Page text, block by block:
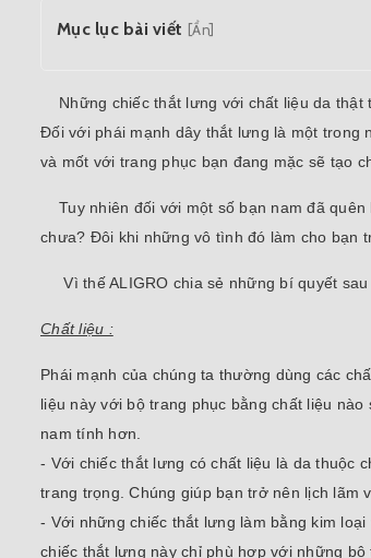
Mục lục bài viết [Ẩn]
Những chiếc thắt lưng với chất liệu da thật
Đối với phái mạnh dây thắt lưng là một trong
và mốt với trang phục bạn đang mặc sẽ tạo
Tuy nhiên đối với một số bạn nam đã quên
chưa? Đôi khi những vô tình đó làm cho bạn
Vì thế ALIGRO chia sẻ những bí quyết sau
Chất liệu :
Phái mạnh của chúng ta thường dùng các
liệu này với bộ trang phục bằng chất liệu
nam tính hơn.
- Với chiếc thắt lưng có chất liệu là da thuộc
trang trọng. Chúng giúp bạn trở nên lịch lãm
- Với những chiếc thắt lưng làm bằng kim
chiếc thắt lưng này chỉ phù hợp với những